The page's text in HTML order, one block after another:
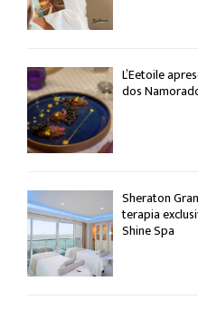
L’Eetoile
dos
Sheraton
terapia
Shine Spa